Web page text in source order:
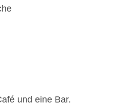
und eine Bar.